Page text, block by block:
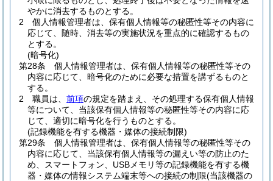
やかに消去するものとする。
2
個人情報管理者は、保有個人情報等の秘匿性等その内容に
応じて、随時、消去等の実施状況を重点的に確認するもの
とする。
(暗号化)
第28条
個人情報管理者は、保有個人情報等の秘匿性等その
内容に応じて、暗号化のために必要な措置を講ずるものと
する。
2
職員は、 前項の規定を踏まえ、その処理する保有個人情報
等について、当該保有個人情報等の秘匿性等その内容に応
じて、適切に暗号化を行うものとする。
(記録機能を有する機器・媒体の接続制限)
第29条
個人情報管理者は、保有個人情報等の秘匿性等その
内容に応じて、当該保有個人情報等の漏えい等の防止のた
め、スマートフォン、USBメモリ等の記録機能を有する機
器・媒体の情報システム端末等への接続の制限(当該機器の